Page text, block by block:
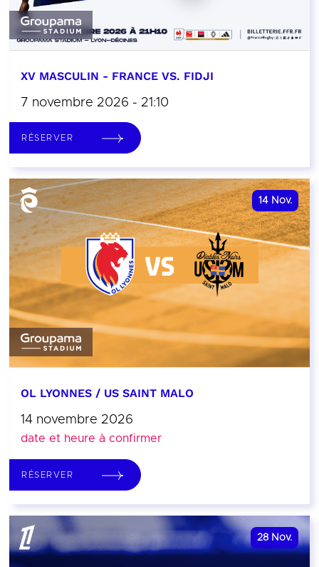
XV MASCULIN - FRANCE VS. FIDJI
7 novembre 2026 - 21:10
RÉSERVER
14 Nov.
OL LYONNES / US SAINT MALO
14 novembre 2026
date et heure à confirmer
RÉSERVER
28 Nov.